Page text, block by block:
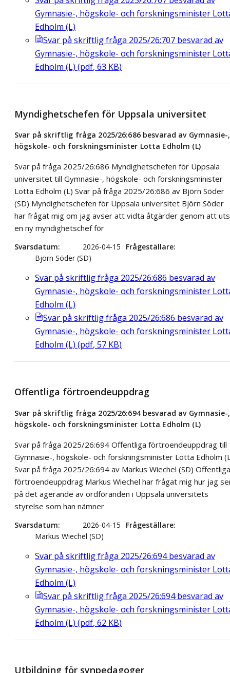
Gymnasie-, högskole- och forskningsminister
Edholm (L)
Svar på skriftlig fråga 2025/26:707 besvarad av
Gymnasie-, högskole- och forskningsminister
Edholm (L) (pdf, 63 KB)
Myndighetschefen för Uppsala universitet
Svar på skriftlig fråga 2025/26:686 besvarad av Gymnasie-,
högskole- och forskningsminister Lotta Edholm (L)
Svar på fråga 2025/26:686 Myndighetschefen för Uppsala
universitet till Gymnasie-, högskole- och forskningsminister
Lotta Edholm (L) Svar på fråga 2025/26:686 av Björn Söder
(SD) Myndighetschefen för Uppsala universitet Björn Söder
har frågat mig om jag avser att vidta åtgärder genom att
en ny myndighetschef för
Svarsdatum 2026-04-15
Frågeställare
Björn Söder (SD)
Svar på skriftlig fråga 2025/26:686 besvarad av
Gymnasie-, högskole- och forskningsminister
Edholm (L)
Svar på skriftlig fråga 2025/26:686 besvarad av
Gymnasie-, högskole- och forskningsminister
Edholm (L) (pdf, 57 KB)
Offentliga förtroendeuppdrag
Svar på skriftlig fråga 2025/26:694 besvarad av Gymnasie-,
högskole- och forskningsminister Lotta Edholm (L)
Svar på fråga 2025/26:694 Offentliga förtroendeuppdrag till
Gymnasie-, högskole- och forskningsminister Lotta Edholm
Svar på fråga 2025/26:694 av Markus Wiechel (SD) Offentliga
förtroendeuppdrag Markus Wiechel har frågat mig hur jag
på det agerande av ordföranden i Uppsala universitets
styrelse som han nämner
Svarsdatum 2026-04-15
Frågeställare
Markus Wiechel (SD)
Svar på skriftlig fråga 2025/26:694 besvarad av
Gymnasie-, högskole- och forskningsminister
Edholm (L)
Svar på skriftlig fråga 2025/26:694 besvarad av
Gymnasie-, högskole- och forskningsminister
Edholm (L) (pdf, 62 KB)
Utbildning för synpedagoger